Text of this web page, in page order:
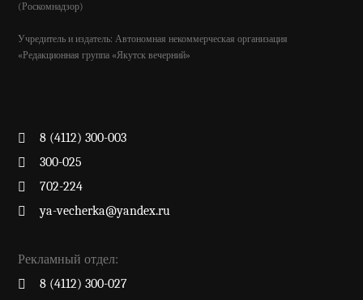
(Роскомнадзор)
Учредитель и издатель: Автономная некоммерческая организация
«Редакционная группа «Якутск вечерний»
8 (4112) 300-003
300-025
702-224
ya-vecherka@yandex.ru
Рекламный отдел:
8 (4112) 300-027